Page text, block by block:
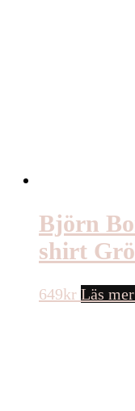
Björn
shirt
649kr Läs